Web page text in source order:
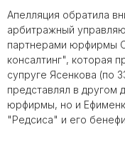
Апелляция обратила
арбитражный
партнерами юрфирмы
консалтинг", которая
супруге Ясенкова (по
представлял в другом
юрфирмы, но и
"Редсиса" и его